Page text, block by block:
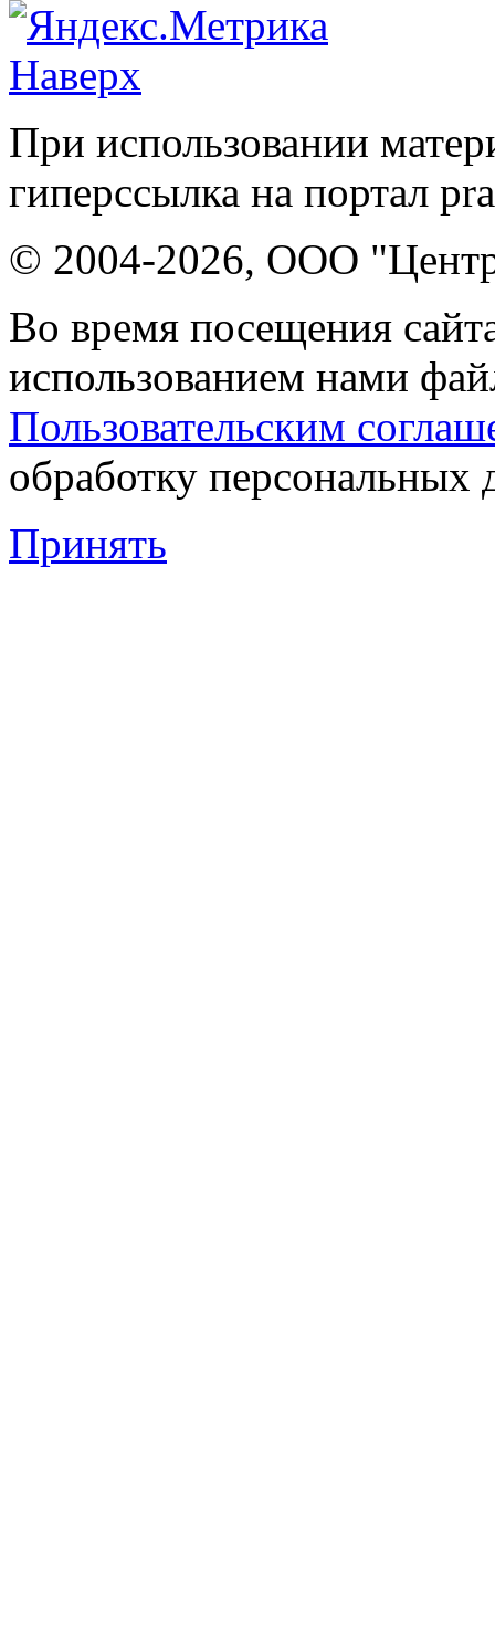
Наверх
При использовании
гиперссылка на портал
© 2004-2026, ООО "Центр
Во время посещения
использованием нами
Пользовательским
обработку персональных
Принять